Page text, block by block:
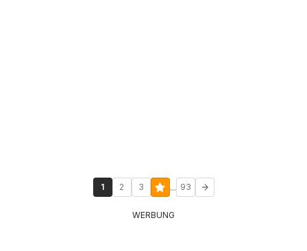
1 2 3 ... 93
WERBUNG